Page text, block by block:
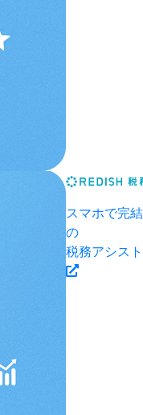
スマホで完結
の
税務アシスト